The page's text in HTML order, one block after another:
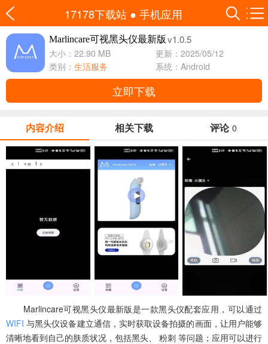
17178下载站 ● 手机应用
Marlincare可视黑头仪最新版 v1.0.5
大小：22.90 MB
更新：2025/05/12
类别： 生活服务 系统：Android
立即下载
内容介绍 相关下载 评论 0
‌Marlincare可视黑头仪最新版是一款黑头仪配套应用，可以通过
WIFI 与黑头仪设备建立通信，实时获取设备拍摄的画面，让用户能够
清晰地看到自己的肤质状况，包括黑头、 粉刺 等问题；应用可以进行